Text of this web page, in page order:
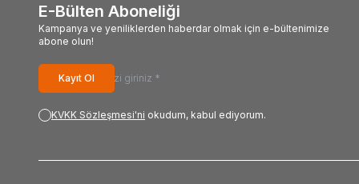
E-Bülten Aboneliği
Kampanya ve yeniliklerden haberdar olmak için e-bültenimize
abone olun!
Kayıt Ol
KVKK Sözleşmesi'ni okudum, kabul ediyorum.